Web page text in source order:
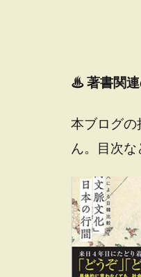
♨著書関
本ブログの
ん。目次な